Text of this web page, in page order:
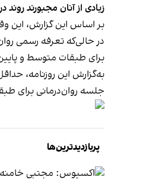
زیادی از آنان مجبورند روند
بر اساس این گزارش، این
برای طبقات متوسط و
جلسه روان‌درمانی برای
پربازدیدترین‌ها